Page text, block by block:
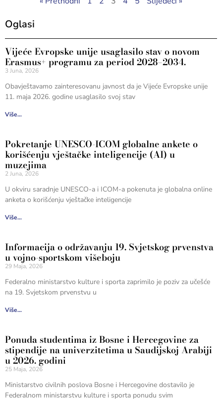
Oglasi
Vijeće Evropske unije usaglasilo stav o novom
Erasmus+ programu za period 2028–2034.
3 Juna, 2026
Obavještavamo zainteresovanu javnost da je Vijeće Evropske unije
11. maja 2026. godine usaglasilo svoj stav
Više...
Pokretanje UNESCO-ICOM globalne ankete o
korišćenju vještačke inteligencije (AI) u
muzejima
2 Juna, 2026
U okviru saradnje UNESCO-a i ICOM-a pokenuta je globalna online
anketa o korišćenju vještačke inteligencije
Više...
Informacija o održavanju 19. Svjetskog prvenstva
u vojno-sportskom višeboju
29 Maja, 2026
Federalno ministarstvo kulture i sporta zaprimilo je poziv za učešće
na 19. Svjetskom prvenstvu u
Više...
Ponuda studentima iz Bosne i Hercegovine za
stipendije na univerzitetima u Saudijskoj Arabiji
u 2026. godini
25 Maja, 2026
Ministarstvo civilnih poslova Bosne i Hercegovine dostavilo je
Federalnom ministarstvu kulture i sporta ponudu svim